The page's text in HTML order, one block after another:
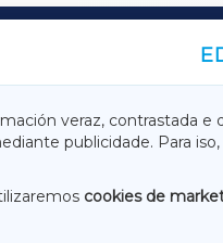
veraz, contrastada e
publicidade. Para
cookies de
TERRACHAXA
ACORUÑAXA